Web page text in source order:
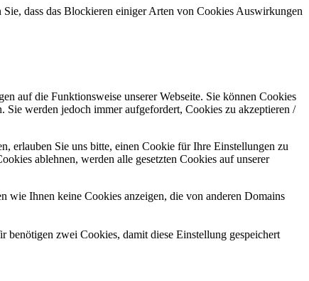
dass das Blockieren einiger Arten von Cookies Auswirkungen
auf die Funktionsweise unserer Webseite. Sie können Cookies
werden jedoch immer aufgefordert, Cookies zu akzeptieren /
erlauben Sie uns bitte, einen Cookie für Ihre Einstellungen zu
ablehnen, werden alle gesetzten Cookies auf unserer
wie Ihnen keine Cookies anzeigen, die von anderen Domains
zwei Cookies, damit diese Einstellung gespeichert